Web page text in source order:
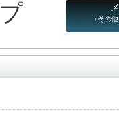
（その